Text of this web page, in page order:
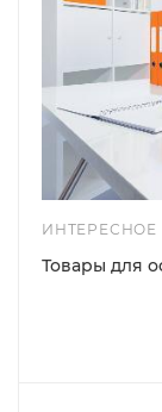
ИНТЕРЕСНОЕ
Товары для